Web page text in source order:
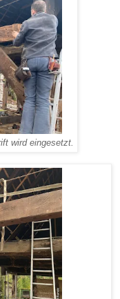
wird eingesetzt.